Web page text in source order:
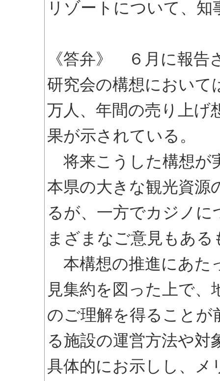
リゾートについて、
《答弁》 ６月に報告
研究会の構想において
万人、年間の売り上げ
果が示されている。
将来こうした構想が
本県の大きな観光資源
るが、一方でカジノ
まざまなご意見もあ
本構想の推進にあた
見集約を図った上で、
のご理解を得ることが
る施設の運営方法や対
具体的にお示しし、